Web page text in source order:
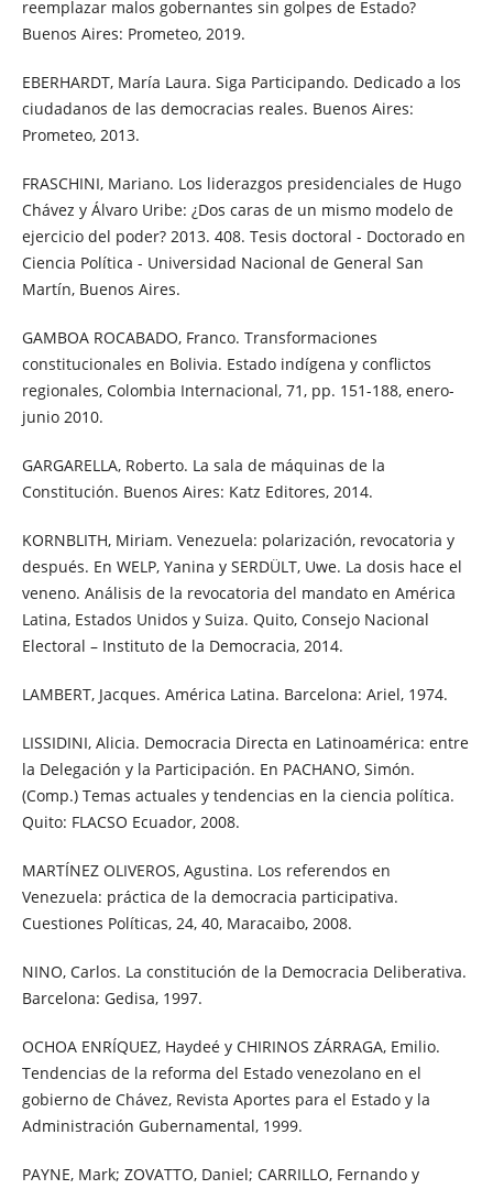
reemplazar malos gobernantes sin golpes de Estado?
Buenos Aires: Prometeo, 2019.
EBERHARDT, María Laura. Siga Participando. Dedicado a los
ciudadanos de las democracias reales. Buenos Aires:
Prometeo, 2013.
FRASCHINI, Mariano. Los liderazgos presidenciales de Hugo
Chávez y Álvaro Uribe: ¿Dos caras de un mismo modelo de
ejercicio del poder? 2013. 408. Tesis doctoral - Doctorado en
Ciencia Política - Universidad Nacional de General San
Martín, Buenos Aires.
GAMBOA ROCABADO, Franco. Transformaciones
constitucionales en Bolivia. Estado indígena y conflictos
regionales, Colombia Internacional, 71, pp. 151-188, enero-
junio 2010.
GARGARELLA, Roberto. La sala de máquinas de la
Constitución. Buenos Aires: Katz Editores, 2014.
KORNBLITH, Miriam. Venezuela: polarización, revocatoria y
después. En WELP, Yanina y SERDÜLT, Uwe. La dosis hace el
veneno. Análisis de la revocatoria del mandato en América
Latina, Estados Unidos y Suiza. Quito, Consejo Nacional
Electoral – Instituto de la Democracia, 2014.
LAMBERT, Jacques. América Latina. Barcelona: Ariel, 1974.
LISSIDINI, Alicia. Democracia Directa en Latinoamérica: entre
la Delegación y la Participación. En PACHANO, Simón.
(Comp.) Temas actuales y tendencias en la ciencia política.
Quito: FLACSO Ecuador, 2008.
MARTÍNEZ OLIVEROS, Agustina. Los referendos en
Venezuela: práctica de la democracia participativa.
Cuestiones Políticas, 24, 40, Maracaibo, 2008.
NINO, Carlos. La constitución de la Democracia Deliberativa.
Barcelona: Gedisa, 1997.
OCHOA ENRÍQUEZ, Haydeé y CHIRINOS ZÁRRAGA, Emilio.
Tendencias de la reforma del Estado venezolano en el
gobierno de Chávez, Revista Aportes para el Estado y la
Administración Gubernamental, 1999.
PAYNE, Mark; ZOVATTO, Daniel; CARRILLO, Fernando y